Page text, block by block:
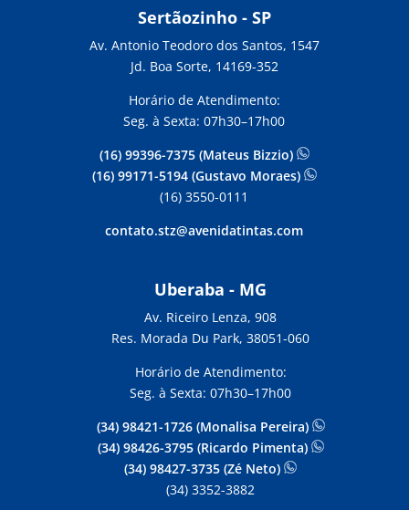
Sertãozinho - SP
Av. Antonio Teodoro dos Santos, 1547
Jd. Boa Sorte, 14169-352
Horário de Atendimento:
Seg. à Sexta: 07h30–17h00
(16) 99396-7375 (Mateus Bizzio)
(16) 99171-5194 (Gustavo Moraes)
(16) 3550-0111
contato.stz@avenidatintas.com
Uberaba - MG
Av. Riceiro Lenza, 908
Res. Morada Du Park, 38051-060
Horário de Atendimento:
Seg. à Sexta: 07h30–17h00
(34) 98421-1726 (Monalisa Pereira)
(34) 98426-3795 (Ricardo Pimenta)
(34) 98427-3735 (Zé Neto)
(34) 3352-3882